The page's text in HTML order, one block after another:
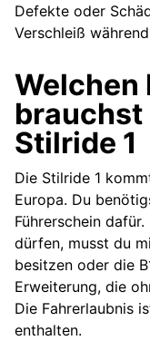
Defekte oder
Verschleiß
Welchen
brauchst
Stilride 1
Die Stilride 1
Europa. Du
Führerschein
dürfen, musst du
besitzen oder die
Erweiterung, die
Die Fahrerlaubnis
enthalten.